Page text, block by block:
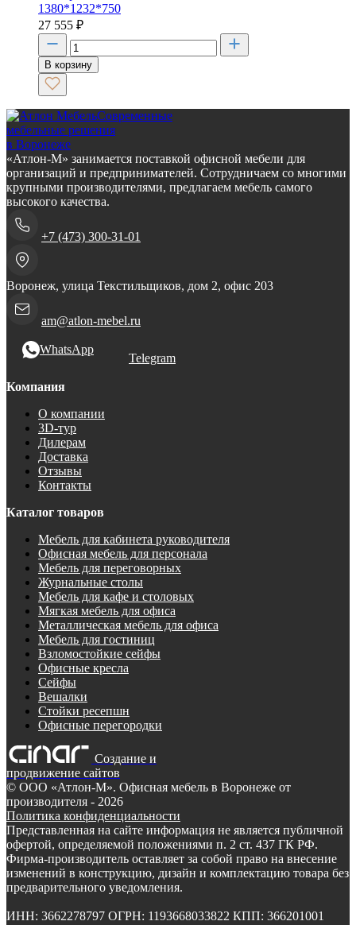
1380*1232*750
27 555 ₽
В корзину
Современные
мебельные решения
в Воронеже
«Атлон-М» занимается поставкой офисной мебели для
организаций и предпринимателей. Сотрудничаем со многими
крупными производителями, предлагаем мебель самого
высокого качества.
+7 (473) 300-31-01
Воронеж, улица Текстильщиков, дом 2, офис 203
am@atlon-mebel.ru
WhatsApp
Telegram
Компания
О компании
3D-тур
Дилерам
Доставка
Отзывы
Контакты
Каталог товаров
Мебель для кабинета руководителя
Офисная мебель для персонала
Мебель для переговорных
Журнальные столы
Мебель для кафе и столовых
Мягкая мебель для офиса
Металлическая мебель для офиса
Мебель для гостиниц
Взломостойкие сейфы
Офисные кресла
Сейфы
Вешалки
Стойки ресепшн
Офисные перегородки
Создание и
продвижение сайтов
© ООО «Атлон-М». Офисная мебель в Воронеже от
производителя - 2026
Политика конфиденциальности
Представленная на сайте информация не является публичной
офертой, определяемой положениями п. 2 ст. 437 ГК РФ.
Фирма-производитель оставляет за собой право на внесение
изменений в конструкцию, дизайн и комплектацию товара без
предварительного уведомления.
ИНН: 3662278797 ОГРН: 1193668033822 КПП: 366201001